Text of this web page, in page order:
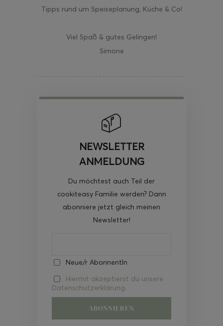
Tipps rund um Speiseplanung, Küche & Co!
Viel Spaß & gutes Gelingen!
Simone
NEWSLETTER
ANMELDUNG
Du möchtest auch Teil der
cookiteasy Familie werden? Dann
abonniere jetzt gleich meinen
Newsletter!
Neue/r AbonnentIn
Hiermit akzeptierst du unsere
Datenschutzerklärung.